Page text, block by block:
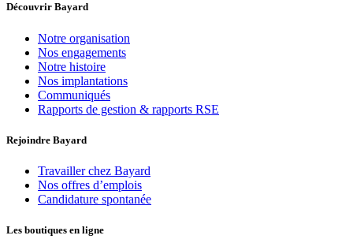
Découvrir Bayard
Notre organisation
Nos engagements
Notre histoire
Nos implantations
Communiqués
Rapports de gestion & rapports RSE
Rejoindre Bayard
Travailler chez Bayard
Nos offres d’emplois
Candidature spontanée
Les boutiques en ligne